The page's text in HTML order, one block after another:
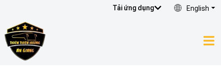
Tải ứng dụng English